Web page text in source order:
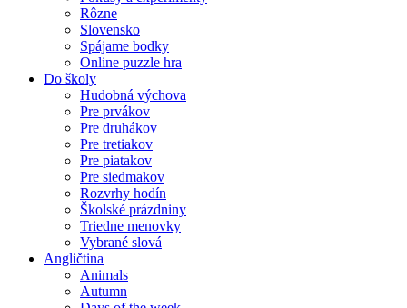
Rôzne
Slovensko
Spájame bodky
Online puzzle hra
Do školy
Hudobná výchova
Pre prvákov
Pre druhákov
Pre tretiakov
Pre piatakov
Pre siedmakov
Rozvrhy hodín
Školské prázdniny
Triedne menovky
Vybrané slová
Angličtina
Animals
Autumn